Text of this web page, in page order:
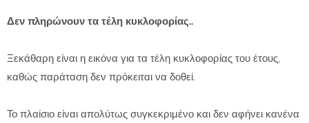
Δεν πληρώνουν τα τέλη κυκλοφορίας..
Ξεκάθαρη είναι η εικόνα για τα τέλη κυκλοφορίας του έτους,
καθώς παράταση δεν πρόκειται να δοθεί.
Το πλαίσιο είναι απολύτως συγκεκριμένο και δεν αφήνει κανένα